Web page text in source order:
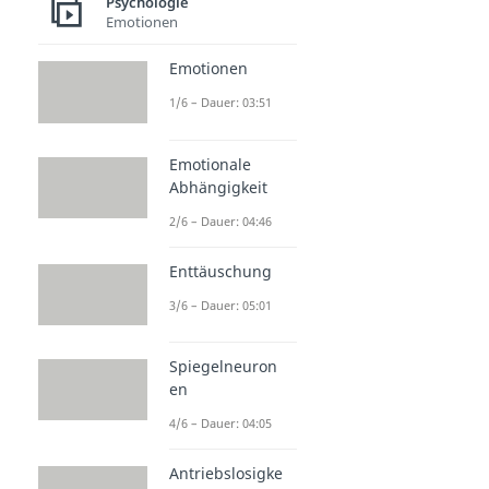
Emotionen
Emotionen
1/6 – Dauer: 03:51
Emotionale
Abhängigkeit
2/6 – Dauer: 04:46
Enttäuschung
3/6 – Dauer: 05:01
Spiegelneuron
en
4/6 – Dauer: 04:05
Antriebslosigke